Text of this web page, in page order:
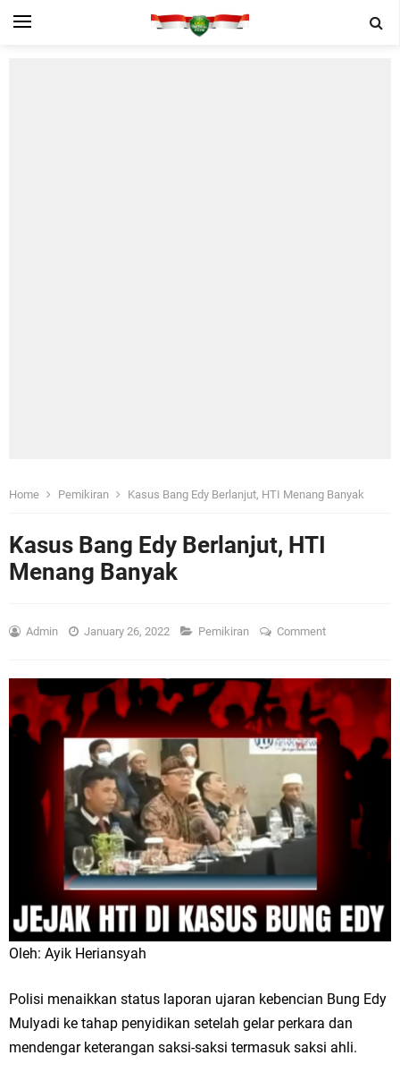
Home Pemikiran Kasus Bang Edy Berlanjut, HTI Menang Banyak
Kasus Bang Edy Berlanjut, HTI
Menang Banyak
Admin January 26, 2022 Pemikiran Comment
Oleh: Ayik Heriansyah
Polisi menaikkan status laporan ujaran kebencian Bung Edy
Mulyadi ke tahap penyidikan setelah gelar perkara dan
mendengar keterangan saksi-saksi termasuk saksi ahli.